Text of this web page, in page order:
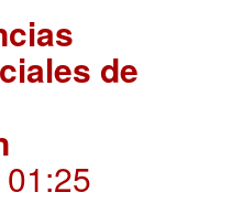
de
01:25